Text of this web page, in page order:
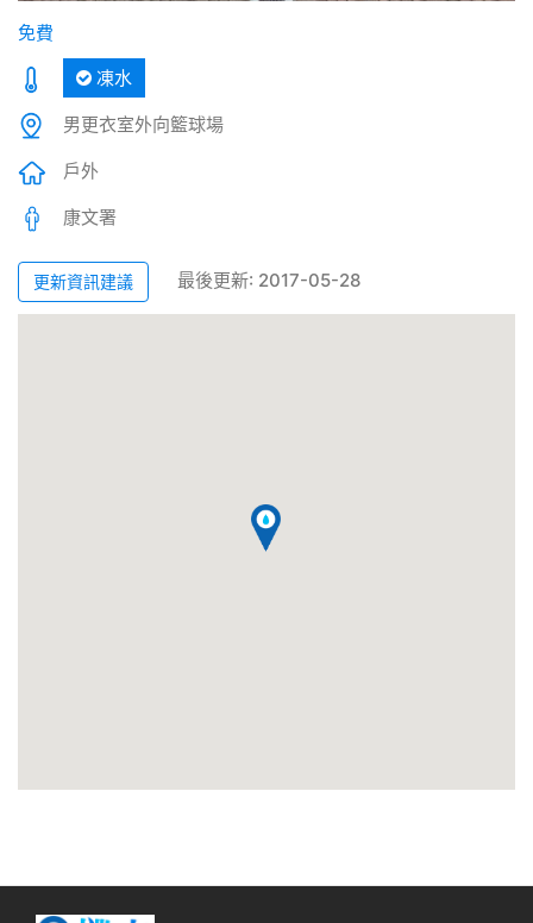
免費
凍水
男更衣室外向籃球場
戶外
康文署
更新資訊建議 最後更新: 2017-05-28